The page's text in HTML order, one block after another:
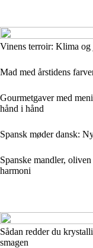
Vinens terroir: Klima og
Mad med årstidens
Gourmetgaver med
hånd i hånd
Spansk møder dansk:
Spanske mandler,
harmoni
Sådan redder du
smagen